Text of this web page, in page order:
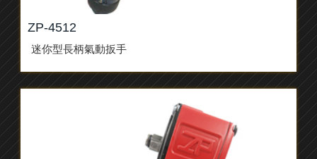
ZP-4512
迷你型長柄氣動扳手